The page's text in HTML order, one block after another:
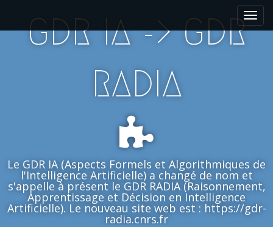
i
GDR IA -> GDR
RADIA
Le GDR IA (Aspects Formels et Algorithmiques de
l'Intelligence Artificielle) a changé de nom et
s'appelle à présent le GDR RADIA (Raisonnement,
Apprentissage et Décision en Intelligence
Artificielle). Le nouveau site web est : https://gdr-
radia.cnrs.fr